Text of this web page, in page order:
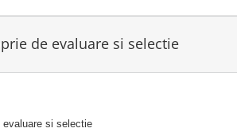
de evaluare si selectie
evaluare si selectie